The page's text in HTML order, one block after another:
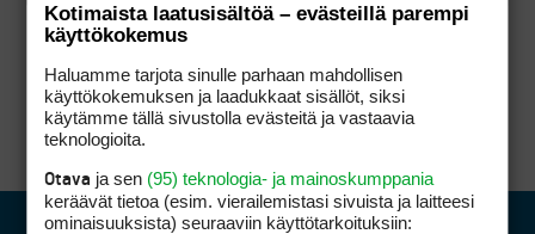
Kotimaista laatusisältöä – evästeillä parempi
käyttökokemus
Haluamme tarjota sinulle parhaan mahdollisen
käyttökokemuksen ja laadukkaat sisällöt, siksi
käytämme tällä sivustolla evästeitä ja vastaavia
teknologioita.
Otava ja sen (95) teknologia- ja mainoskumppania
keräävät tietoa (esim. vierailemis­tasi sivuista ja laitteesi
ominaisuuk­sista) seuraaviin käyttötarkoituksiin: